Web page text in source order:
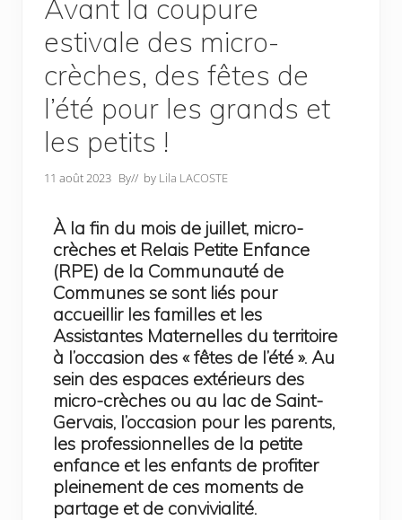
Avant la coupure
estivale des micro-
crèches, des fêtes de
l’été pour les grands et
les petits !
11 août 2023 By// by Lila LACOSTE
À la fin du mois de juillet, micro-
crèches et Relais Petite Enfance
(RPE) de la Communauté de
Communes se sont liés pour
accueillir les familles et les
Assistantes Maternelles du territoire
à l’occasion des « fêtes de l’été ». Au
sein des espaces extérieurs des
micro-crèches ou au lac de Saint-
Gervais, l’occasion pour les parents,
les professionnelles de la petite
enfance et les enfants de profiter
pleinement de ces moments de
partage et de convivialité.